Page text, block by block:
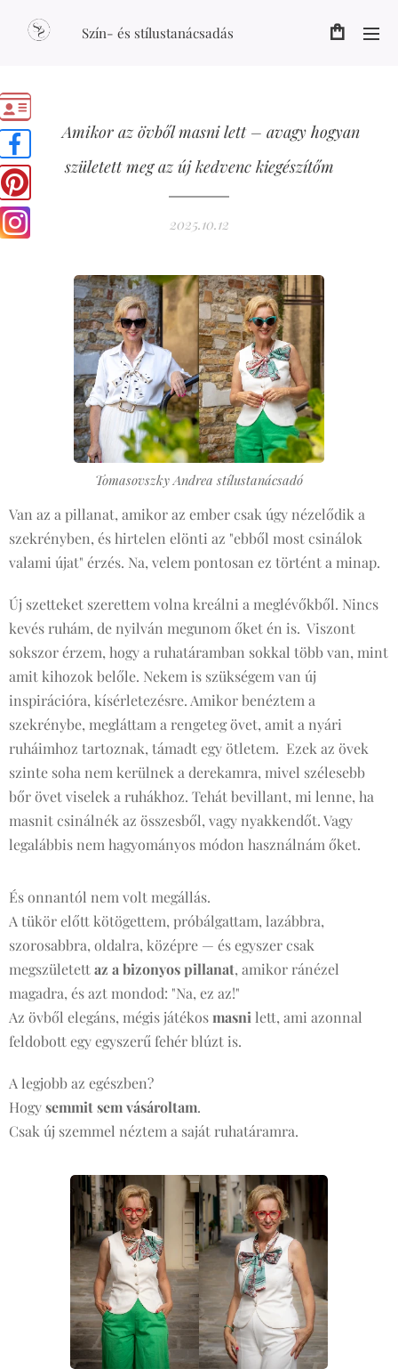
Szín- és stílustanácsadás
Amikor az övből masni lett – avagy hogyan
született meg az új kedvenc kiegészítőm
2025.10.12
Tomasovszky Andrea stílustanácsadó
Van az a pillanat, amikor az ember csak úgy nézelődik a
szekrényben, és hirtelen elönti az "ebből most csinálok
valami újat" érzés. Na, velem pontosan ez történt a minap.
Új szetteket szerettem volna kreálni a meglévőkből. Nincs
kevés ruhám, de nyilván megunom őket én is. Viszont
sokszor érzem, hogy a ruhatáramban sokkal több van, mint
amit kihozok belőle. Nekem is szükségem van új
inspirációra, kísérletezésre. Amikor benéztem a
szekrénybe, megláttam a rengeteg övet, amit a nyári
ruháimhoz tartoznak, támadt egy ötletem. Ezek az övek
szinte soha nem kerülnek a derekamra, mivel szélesebb
bőr övet viselek a ruhákhoz. Tehát bevillant, mi lenne, ha
masnit csinálnék az összesből, vagy nyakkendőt. Vagy
legalábbis nem hagyományos módon használnám őket.
És onnantól nem volt megállás.
A tükör előtt kötögettem, próbálgattam, lazábbra,
szorosabbra, oldalra, középre — és egyszer csak
megszületettaz a bizonyos pillanat, amikor ránézel
magadra, és azt mondod: "Na, ez az!"
Az övből elegáns, mégis játékosmasnilett, ami azonnal
feldobott egy egyszerű fehér blúzt is.
A legjobb az egészben?
Hogysemmit sem vásároltam.
Csak új szemmel néztem a saját ruhatáramra.